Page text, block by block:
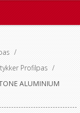
/
Profilpas /
ALUMINIUM